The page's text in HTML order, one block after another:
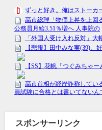
スポンサーリンク